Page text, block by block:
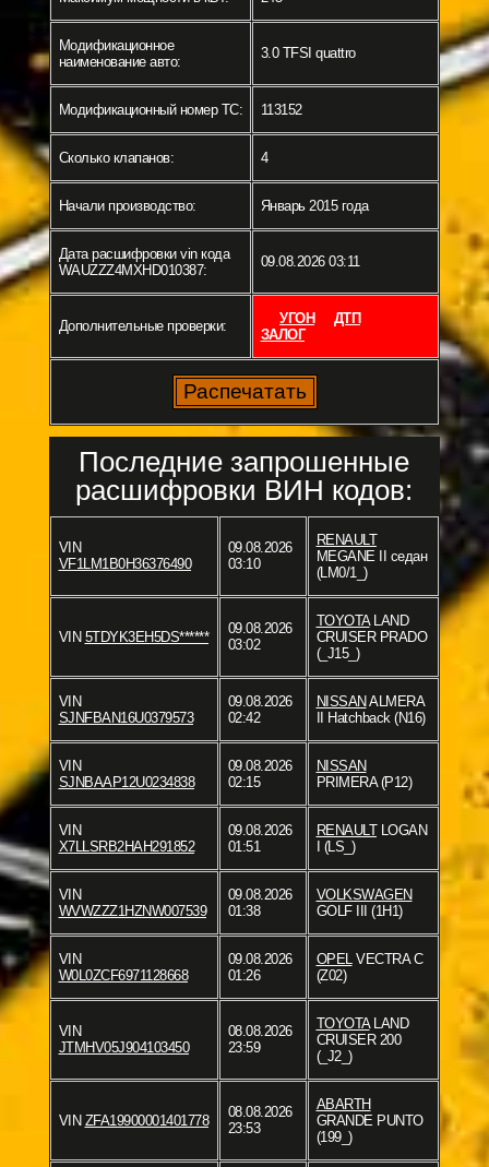
Модификационное
наименование авто:
3.0 TFSI quattro
Модификационный номер ТС: 113152
Сколько клапанов: 4
Начали производство: Январь 2015 года
Дата расшифровки vin кода
WAUZZZ4MXHD010387:
09.08.2026 03:11
Дополнительные проверки: УГОН
ДТП
ЗАЛОГ
Последние запрошенные
расшифровки ВИН кодов:
VIN
VF1LM1B0H36376490
09.08.2026
03:10
RENAULT
MEGANE II седан
(LM0/1_)
VIN 5TDYK3EH5DS******
09.08.2026
03:02
TOYOTALAND
CRUISER PRADO
(_J15_)
VIN
SJNFBAN16U0379573
09.08.2026
02:42
NISSANALMERA
II Hatchback (N16)
VIN
SJNBAAP12U0234838
09.08.2026
02:15
NISSAN
PRIMERA (P12)
VIN
X7LLSRB2HAH291852
09.08.2026
01:51
RENAULTLOGAN
I (LS_)
VIN
WVWZZZ1HZNW007539
09.08.2026
01:38
VOLKSWAGEN
GOLF III (1H1)
VIN
W0L0ZCF6971128668
09.08.2026
01:26
OPEL VECTRA C
(Z02)
VIN
JTMHV05J904103450
08.08.2026
23:59
TOYOTALAND
CRUISER 200
(_J2_)
VIN ZFA19900001401778
08.08.2026
23:53
ABARTH
GRANDE PUNTO
(199_)